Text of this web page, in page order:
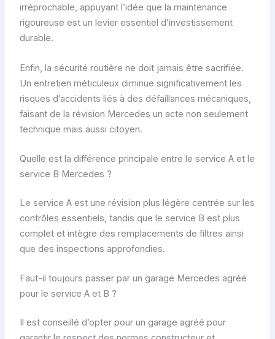
irréprochable, appuyant l’idée que la maintenance
rigoureuse est un levier essentiel d’investissement
durable.
Enfin, la sécurité routière ne doit jamais être sacrifiée.
Un entretien méticuleux diminue significativement les
risques d’accidents liés à des défaillances mécaniques,
faisant de la révision Mercedes un acte non seulement
technique mais aussi citoyen.
Quelle est la différence principale entre le service A et le
service B Mercedes ?
Le service A est une révision plus légère centrée sur les
contrôles essentiels, tandis que le service B est plus
complet et intègre des remplacements de filtres ainsi
que des inspections approfondies.
Faut-il toujours passer par un garage Mercedes agréé
pour le service A et B ?
Il est conseillé d’opter pour un garage agréé pour